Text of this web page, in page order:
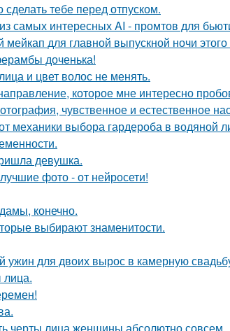
тебе перед отпуском.
самых интересных AI - промтов для
для главной выпускной ночи этого
доченька!
и цвет волос не менять.
которое мне интересно
чувственное и естественное
механики выбора гардероба в водяной
девушка.
фото - от нейросети!
конечно.
выбирают знаменитости.
ужин для двоих вырос в камерную